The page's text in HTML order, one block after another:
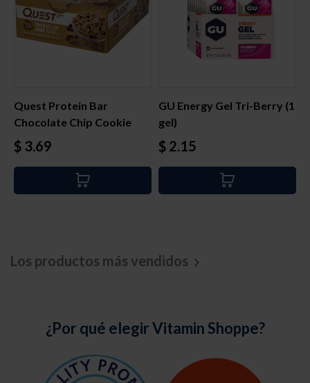
Quest Protein Bar
Chocolate Chip Cookie
Dough...
Precio
$ 3.69
GU Energy Gel Tri-Berry (1
gel)
Precio
$ 2.15
Los productos más vendidos 
¿Por qué elegir Vitamin Shoppe?